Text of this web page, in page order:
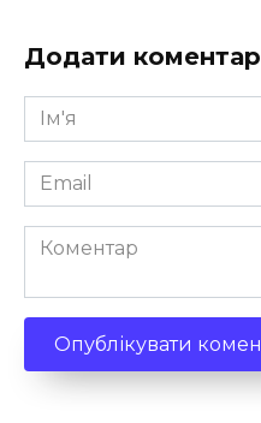
Додати коментар
Ім'я
*
Email
*
Коментар